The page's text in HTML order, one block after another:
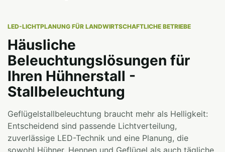
LED-LICHTPLANUNG FÜR LANDWIRTSCHAFTLICHE BETRIEBE
Häusliche
Beleuchtungslösungen für
Ihren Hühnerstall -
Stallbeleuchtung
Geflügelstallbeleuchtung braucht mehr als Helligkeit:
Entscheidend sind passende Lichtverteilung,
zuverlässige LED-Technik und eine Planung, die
sowohl Hühner, Hennen und Geflügel als auch tägliche